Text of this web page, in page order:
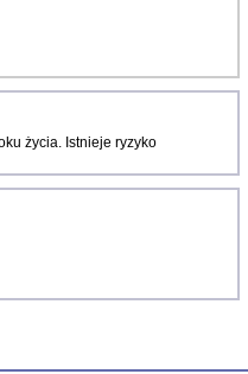
życia. Istnieje ryzyko